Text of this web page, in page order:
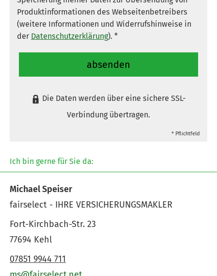
Produktinformationen des Webseitenbetreibers
(weitere Informationen und Widerrufshinweise in
der Datenschutzerklärung). *
absenden
Die Daten werden über eine sichere SSL-
Verbindung übertragen.
* Pflichtfeld
Ich bin gerne für Sie da:
Michael Speiser
fairselect - IHRE VERSICHERUNGSMAKLER
Fort-Kirchbach-Str. 23
77694 Kehl
07851 9944 711